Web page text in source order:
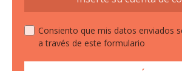
Consiento que mis datos enviados
a través de este formulario